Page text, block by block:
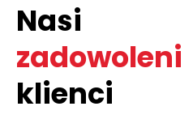
Nasi
zadowoleni
klienci